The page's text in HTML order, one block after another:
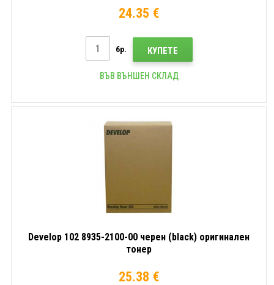
24.35 €
бр. КУПЕТЕ
ВЪВ ВЪНШЕН СКЛАД
Develop 102 8935-2100-00 черен (black) оригинален
тонер
25.38 €